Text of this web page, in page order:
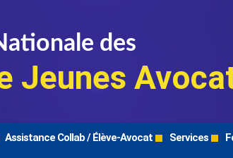
des
Jeunes
Assistance Collab / Élève-Avocat Services